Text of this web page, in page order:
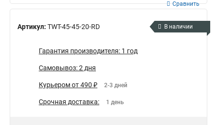
Артикул: TWT-45-45-20-RD
Сравнить
В наличии
Гарантия производителя: 1 год
Самовывоз: 2 дня
Курьером от 490 ₽ 2-3 дней
Срочная доставка: 1 день